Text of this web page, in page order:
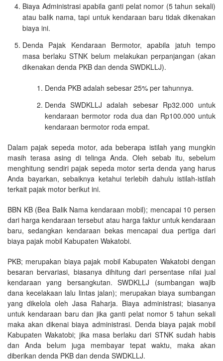
Biaya Administrasi apabila ganti pelat nomor (5 tahun sekali)
atau balik nama, tapi untuk kendaraan baru tidak dikenakan
biaya ini.
Denda Pajak Kendaraan Bermotor, apabila jatuh tempo
masa berlaku STNK belum melakukan perpanjangan (akan
dikenakan denda PKB dan denda SWDKLLJ).
Denda PKB adalah sebesar 25% per tahunnya.
Denda SWDKLLJ adalah sebesar Rp32.000 untuk
kendaraan bermotor roda dua dan Rp100.000 untuk
kendaraan bermotor roda empat.
Dalam pajak sepeda motor, ada beberapa istilah yang mungkin
masih terasa asing di telinga Anda. Oleh sebab itu, sebelum
menghitung sendiri pajak sepeda motor serta denda yang harus
Anda bayarkan, sebaiknya ketahui terlebih dahulu istilah-istilah
terkait pajak motor berikut ini.
BBN KB (Bea Balik Nama kendaraan mobil); mencapai 10 persen
dari harga kendaraan tersebut atau harga faktur untuk kendaraan
baru, sedangkan kendaraan bekas mencapai dua pertiga dari
biaya pajak mobil Kabupaten Wakatobi.
PKB; merupakan biaya pajak mobil Kabupaten Wakatobi dengan
besaran bervariasi, biasanya dihitung dari persentase nilai jual
kendaraan yang bersangkutan. SWDKLLJ (sumbangan wajib
dana kecelakaan lalu lintas jalan); merupakan biaya sumbangan
yang dikelola oleh Jasa Raharja. Biaya administrasi; biasanya
untuk kendaraan baru dan jika ganti pelat nomor 5 tahun sekali
maka akan dikenai biaya administrasi. Denda biaya pajak mobil
Kabupaten Wakatobi; jika masa berlaku dari STNK sudah habis
dan Anda belum juga membayar tepat waktu, maka akan
diberikan denda PKB dan denda SWDKLLJ.